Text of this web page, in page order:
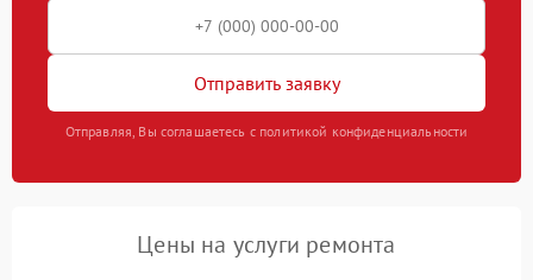
Отправить заявку
Отправляя, Вы соглашаетесь с политикой конфиденциальности
Цены на услуги ремонта